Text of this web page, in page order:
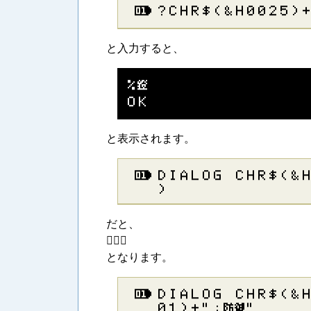
？​Ｃ​Ｈ​Ｒ​＄​（​＆​Ｈ​０​０​２​５​）​
と入力すると、
％​鐙
Ｏ​Ｋ
と表示されます。
Ｄ​Ｉ​Ａ​Ｌ​Ｏ​Ｇ​ ​Ｃ​Ｈ​Ｒ​＄​（​＆​
）
だと、

となります。
Ｄ​Ｉ​Ａ​Ｌ​Ｏ​Ｇ​ ​Ｃ​Ｈ​Ｒ​＄​（​＆​
０​１​）​＋​”​：​防​御​”